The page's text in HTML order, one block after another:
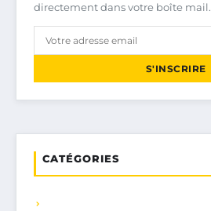
directement dans votre boîte mail.
S'INSCRIRE
CATÉGORIES